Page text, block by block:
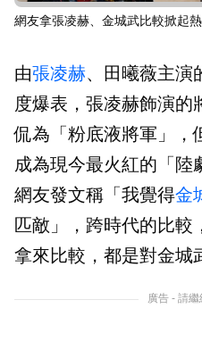
網友拿張凌赫、金城武比較掀起
由張凌赫、田曦薇主演
度爆表，張凌赫飾演的
侃為「粉底液將軍」，
成為現今最火紅的「陸
網友發文稱「我覺得金
匹敵」，跨時代的比較
拿來比較，都是對金城
廣告 - 請